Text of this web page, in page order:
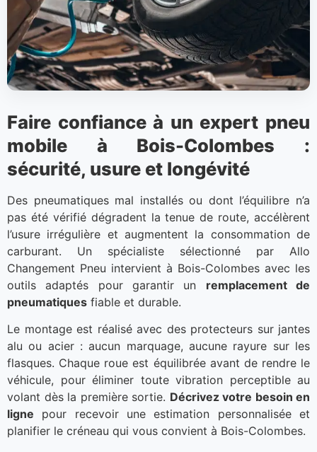
Faire confiance à un expert pneu
mobile à Bois-Colombes :
sécurité, usure et longévité
Des pneumatiques mal installés ou dont l’équilibre n’a
pas été vérifié dégradent la tenue de route, accélèrent
l’usure irrégulière et augmentent la consommation de
carburant. Un spécialiste sélectionné par Allo
Changement Pneu intervient à Bois-Colombes avec les
outils adaptés pour garantir un remplacement de
pneumatiques fiable et durable.
Le montage est réalisé avec des protecteurs sur jantes
alu ou acier : aucun marquage, aucune rayure sur les
flasques. Chaque roue est équilibrée avant de rendre le
véhicule, pour éliminer toute vibration perceptible au
volant dès la première sortie. Décrivez votre besoin en
ligne pour recevoir une estimation personnalisée et
planifier le créneau qui vous convient à Bois-Colombes.